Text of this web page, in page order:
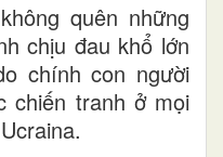
quên những
chịu đau khổ lớn
chính con người
chiến tranh ở mọi